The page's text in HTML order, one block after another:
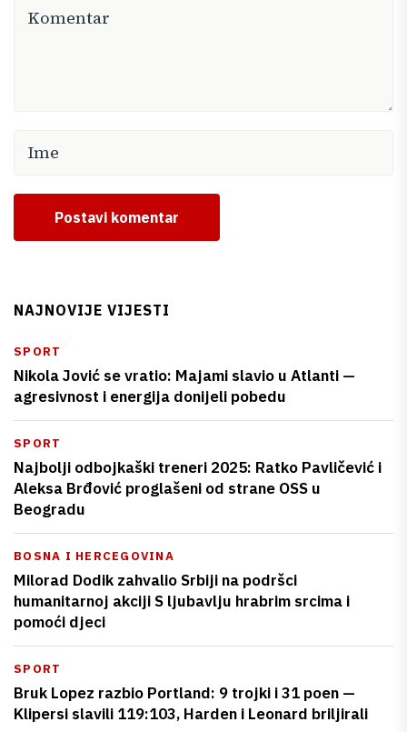
Postavi komentar
NAJNOVIJE VIJESTI
SPORT
Nikola Jović se vratio: Majami slavio u Atlanti —
agresivnost i energija donijeli pobedu
SPORT
Najbolji odbojkaški treneri 2025: Ratko Pavličević i
Aleksa Brđović proglašeni od strane OSS u
Beogradu
BOSNA I HERCEGOVINA
Milorad Dodik zahvalio Srbiji na podršci
humanitarnoj akciji S ljubavlju hrabrim srcima i
pomoći djeci
SPORT
Bruk Lopez razbio Portland: 9 trojki i 31 poen —
Klipersi slavili 119:103, Harden i Leonard briljirali